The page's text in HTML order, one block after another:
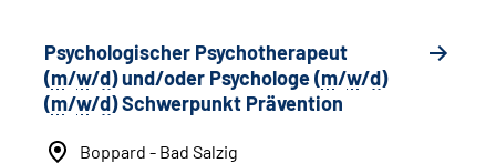
Psychologischer Psychotherapeut
(m/w/d) und/oder Psychologe (m/w/d)
(m/w/d) Schwerpunkt Prävention
Boppard - Bad Salzig